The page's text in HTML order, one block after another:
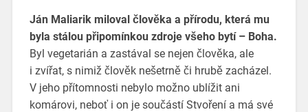
Ján Maliarik miloval člověka a přírodu, která mu
byla stálou připomínkou zdroje všeho bytí – Boha.
Byl vegetarián a zastával se nejen člověka, ale
i zvířat, s nimiž člověk nešetrně či hrubě zacházel.
V jeho přítomnosti nebylo možno ublížit ani
komárovi, neboť i on je součástí Stvoření a má své